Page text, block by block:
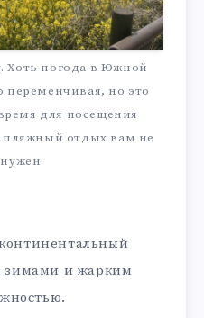
Хоть погода в Южной
переменчивая, но это
для посещения
пляжный отдых вам не
зимами и жарким